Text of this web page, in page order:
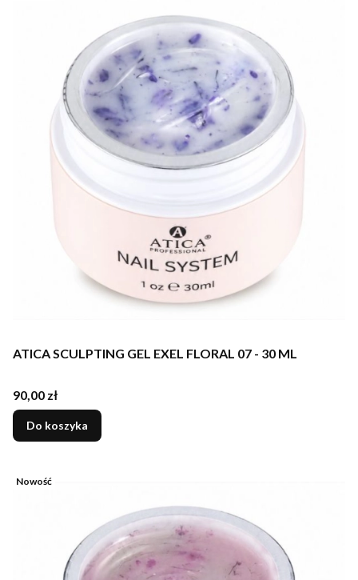
ATICA SCULPTING GEL EXEL FLORAL 07 - 30 ML
Cena
90,00 zł
Do koszyka
Nowość